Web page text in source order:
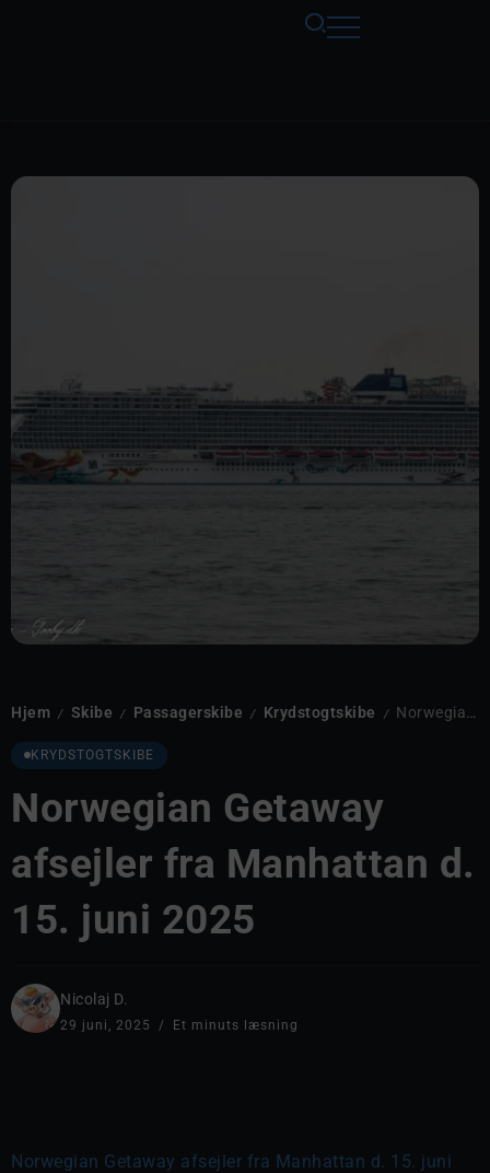
Hjem / Skibe / Passagerskibe / Krydstogtskibe / Norwegian Getaway afsejler fra Manhattan d. 15. juni 2025
KRYDSTOGTSKIBE
Norwegian Getaway
afsejler fra Manhattan d.
15. juni 2025
Nicolaj D.
29 juni, 2025 Et minuts læsning
Norwegian Getaway afsejler fra Manhattan d. 15. juni